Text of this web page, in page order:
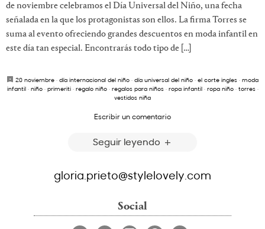
de noviembre celebramos el Día Universal del Niño, una fecha
señalada en la que los protagonistas son ellos. La firma Torres se
suma al evento ofreciendo grandes descuentos en moda infantil en
este día tan especial. Encontrarás todo tipo de […]
20 noviembre · día internacional del niño · día universal del niño · el corte ingles · moda
infantil· niño· primeriti· regalo niño· regalos para niños· ropa infantil· ropa niño· torres·
vestidos niña
Escribir un comentario
Seguir leyendo
gloria.prieto@stylelovely.com
Social